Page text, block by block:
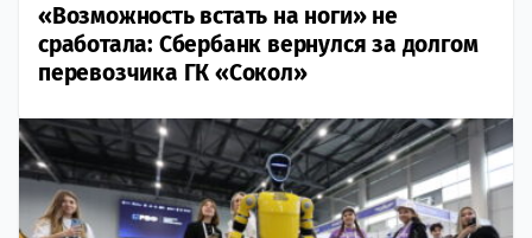
«Возможность встать на ноги» не
сработала: Сбербанк вернулся за долгом
перевозчика ГК «Сокол»